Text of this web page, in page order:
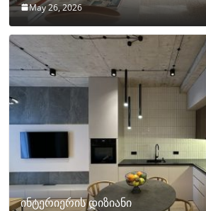
May 26, 2026
ინტერიერის დიზიანი